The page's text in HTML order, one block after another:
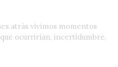
atrás vivimos momentos
ocurrirían, incertidumbre,